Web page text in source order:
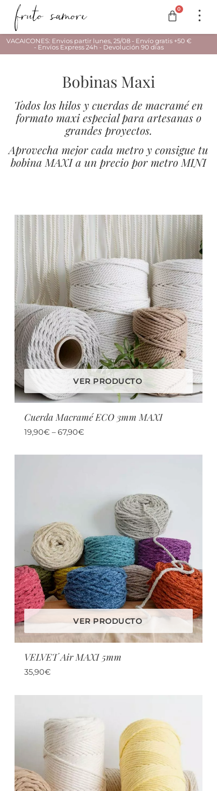
0
VACAICONES: Envios partir lunes, 25/08 - Envío gratis +50 €
- Envíos Express 24h - Devolución 90 días
Bobinas Maxi
Todos los hilos y cuerdas de macramé en
formato maxi especial para artesanas o
grandes proyectos.
Aprovecha mejor cada metro y consigue tu
bobina MAXI a un precio por metro MINI
VER PRODUCTO
Cuerda Macramé ECO 3mm MAXI
19,90€ – 67,90€
VER PRODUCTO
VELVET Air MAXI 5mm
35,90€